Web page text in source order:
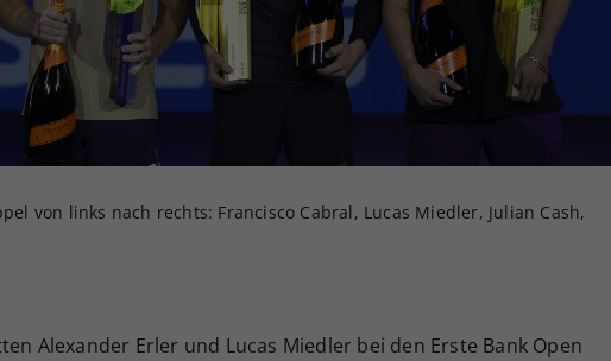
von links nach rechts: Francisco Cabral, Lucas Miedler, Julian Cash,
Alexander Erler und Lucas Miedler bei den Erste Bank Open
Ihrer vorgenommen Einstellungen, falls der
Webseiten-Betreiber dies eingestellt hat.